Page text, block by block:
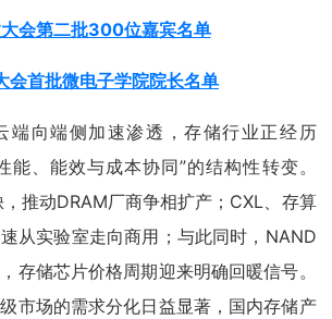
会第二批300位嘉宾名单
会首批微电子学院院长名单
端向端侧加速渗透，存储行业正经历
能、能效与成本协同”的结构性转变。
推动DRAM厂商争相扩产；CXL、存算
从实验室走向商用；与此同时，NAND
存储芯片价格周期迎来明确回暖信号。
市场的需求分化日益显著，国内存储产